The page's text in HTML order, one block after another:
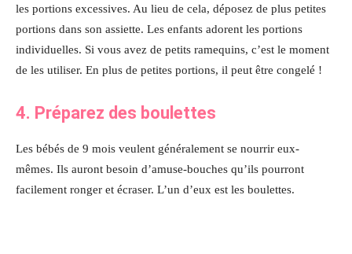
les portions excessives. Au lieu de cela, déposez de plus petites
portions dans son assiette. Les enfants adorent les portions
individuelles. Si vous avez de petits ramequins, c’est le moment
de les utiliser. En plus de petites portions, il peut être congelé !
4. Préparez des boulettes
Les bébés de 9 mois veulent généralement se nourrir eux-
mêmes. Ils auront besoin d’amuse-bouches qu’ils pourront
facilement ronger et écraser. L’un d’eux est les boulettes.